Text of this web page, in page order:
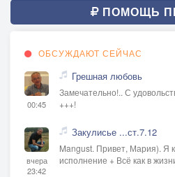
ПОМОЩЬ
ОБСУЖДАЮТ СЕЙЧАС
00:45
Грешная любовь
Замечательно!.. С
+++!
вчера
23:42
Закулисье ...ст.7.12
Mangust. Привет, Мария). Я
исполнение + Всё как в